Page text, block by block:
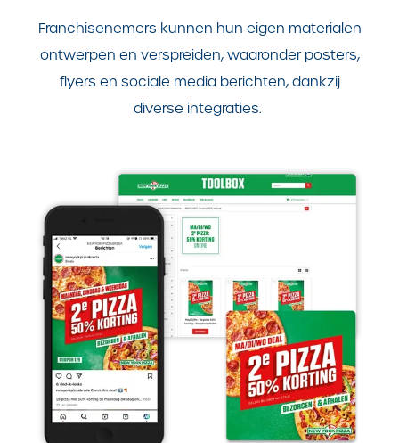
Franchisenemers kunnen hun eigen materialen
ontwerpen en verspreiden, waaronder posters,
flyers en sociale media berichten, dankzij
diverse integraties.